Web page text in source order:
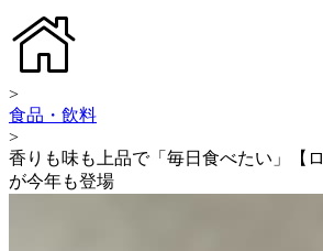
>
食品・飲料
>
香りも味も上品で「毎日食べたい」【
が今年も登場